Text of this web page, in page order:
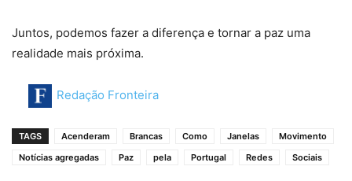
Juntos, podemos fazer a diferença e tornar a paz uma
realidade mais próxima.
Redação Fronteira
TAGS Acenderam Brancas Como Janelas
Movimento
Notícias agregadas
Paz pela Portugal Redes Sociais